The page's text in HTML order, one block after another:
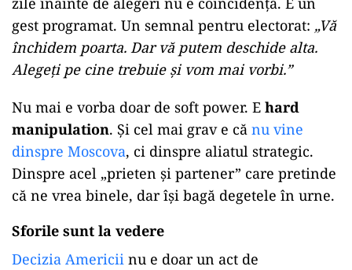
gest programat. Un semnal pentru electorat: „Vă
închidem poarta. Dar vă putem deschide alta.
Alegeți pe cine trebuie și vom mai vorbi.”
Nu mai e vorba doar de soft power. E hard
manipulation. Și cel mai grav e că nu vine
dinspre Moscova, ci dinspre aliatul strategic.
Dinspre acel „prieten și partener” care pretinde
că ne vrea binele, dar își bagă degetele în urne.
Sforile sunt la vedere
Decizia Americii nu e doar un act de